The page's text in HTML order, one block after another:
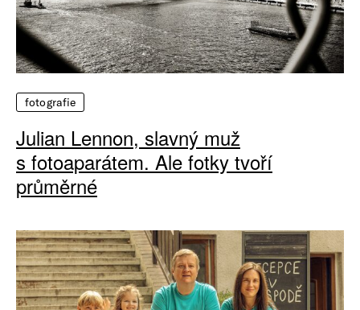
fotografie
Julian Lennon, slavný muž
s fotoaparátem. Ale fotky tvoří
průměrné